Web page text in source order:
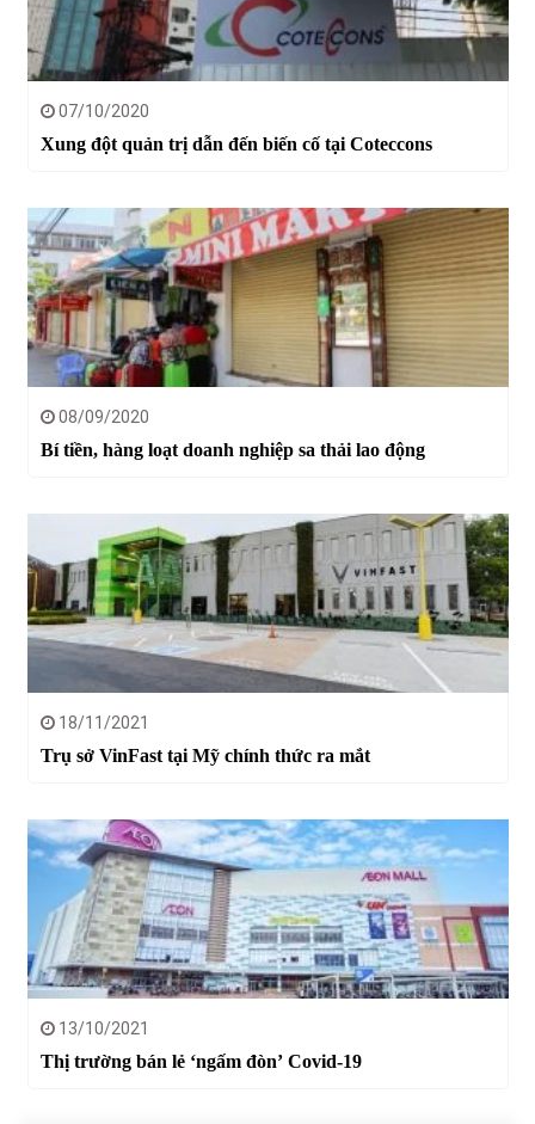
07/10/2020
Xung đột quản trị dẫn đến biến cố tại Coteccons
08/09/2020
Bí tiền, hàng loạt doanh nghiệp sa thải lao động
18/11/2021
Trụ sở VinFast tại Mỹ chính thức ra mắt
13/10/2021
Thị trường bán lẻ ‘ngấm đòn’ Covid-19